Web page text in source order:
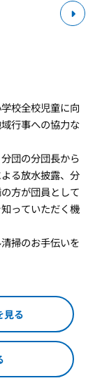
校全校児童に向
行事への協力な
団の分団長から
る放水披露、分
方が団員として
っていただく機
掃のお手伝いを
見る